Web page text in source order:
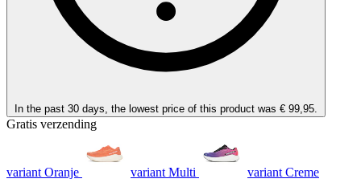
In the past 30 days, the lowest price of this product was € 99,95.
Gratis verzending
variant Oranje variant Multi variant Creme